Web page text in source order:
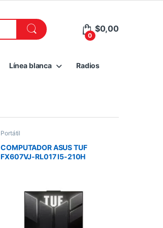
0
$0,00
Línea blanca Radios
Portátil
COMPUTADOR ASUS TUF
FX607VJ-RL017 I5-210H